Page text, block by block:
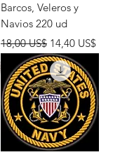
Barcos, Veleros y
Navios 220 ud
Precio
18,00 US$ Precio de oferta
14,40 US$